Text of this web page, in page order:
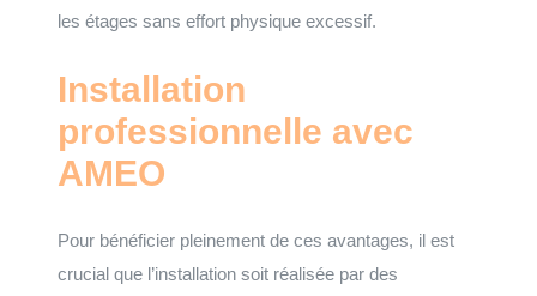
les étages sans effort physique excessif.
Installation
professionnelle avec
AMEO
Pour bénéficier pleinement de ces avantages, il est
crucial que l’installation soit réalisée par des